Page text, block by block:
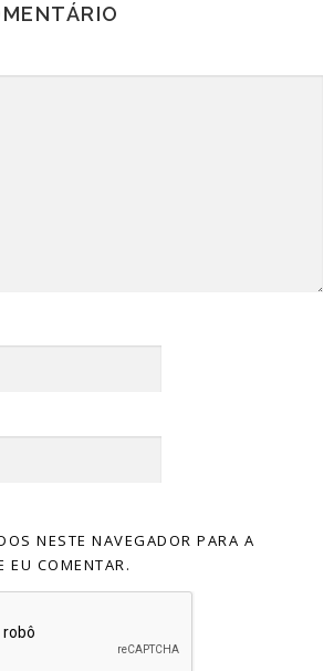
NESTE NAVEGADOR PARA A
EU COMENTAR.